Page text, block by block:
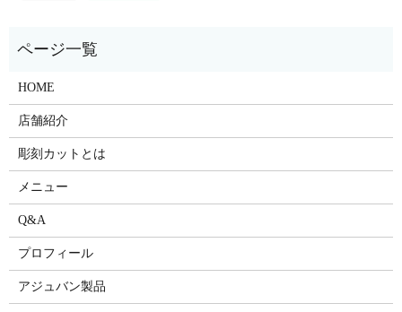
HOME
店舗紹介
彫刻カットとは
メニュー
Q&A
プロフィール
アジュバン製品